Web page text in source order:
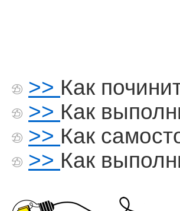
>> Как
>> Как
>> Как
>> Как